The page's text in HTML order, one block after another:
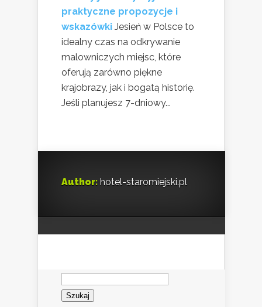
praktyczne propozycje i
wskazówki Jesień w Polsce to
idealny czas na odkrywanie
malowniczych miejsc, które
oferują zarówno piękne
krajobrazy, jak i bogatą historię.
Jeśli planujesz 7-dniowy...
Author: hotel-staromiejski.pl
Szukaj: